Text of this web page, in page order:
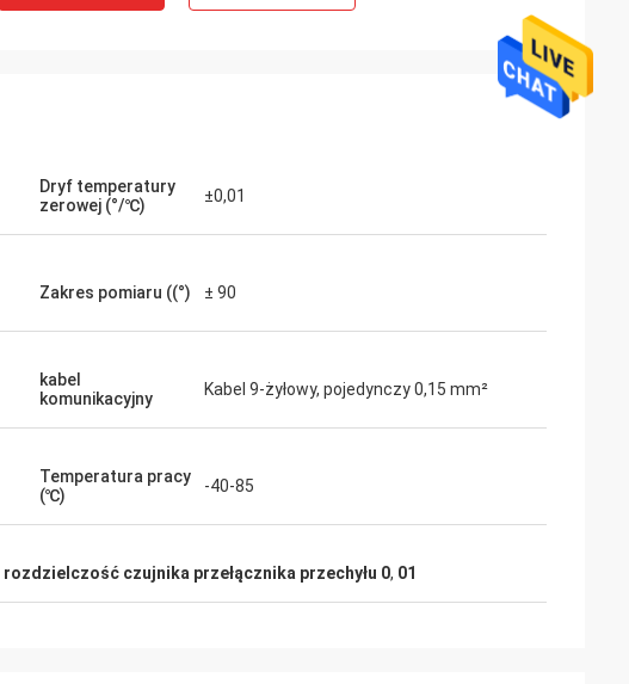
Dryf temperatury
zerowej (°/℃)
±0,01
Zakres pomiaru ((°) ± 90
kabel
komunikacyjny
Kabel 9-żyłowy, pojedynczy 0,15 mm²
Temperatura pracy
(℃)
-40-85
rozdzielczość czujnika przełącznika przechyłu 0, 01